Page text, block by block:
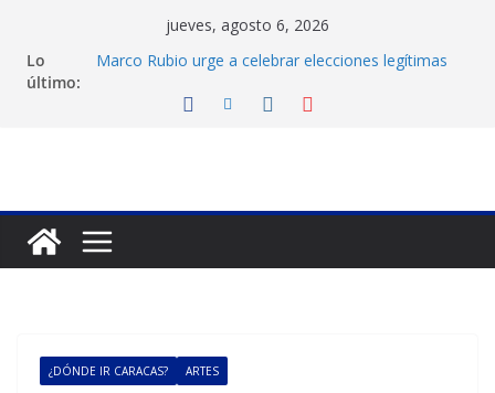
contenido
jueves, agosto 6, 2026
Lo
último:
Marco Rubio urge a celebrar elecciones legítimas
Liga FutVe: Rayo Zuliano busca redimirse en su
avalancha en Pakistán
Machado exige un cronograma electoral a la mesa
de diálogo
¿DÓNDE IR CARACAS? ARTES